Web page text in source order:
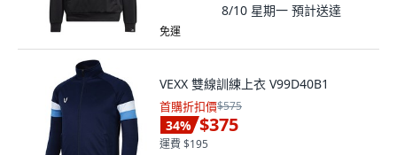
8/10 星期一 預計送達
免運
VEXX 雙線訓練上衣 V99D40B1
首購折扣價$575
34% $375
運費 $195